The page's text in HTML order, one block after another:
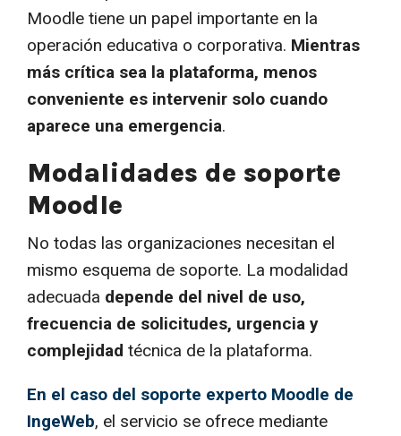
Moodle tiene un papel importante en la
operación educativa o corporativa. Mientras
más crítica sea la plataforma, menos
conveniente es intervenir solo cuando
aparece una emergencia.
Modalidades de soporte
Moodle
No todas las organizaciones necesitan el
mismo esquema de soporte. La modalidad
adecuada depende del nivel de uso,
frecuencia de solicitudes, urgencia y
complejidad técnica de la plataforma.
En el caso del soporte experto Moodle de
IngeWeb, el servicio se ofrece mediante